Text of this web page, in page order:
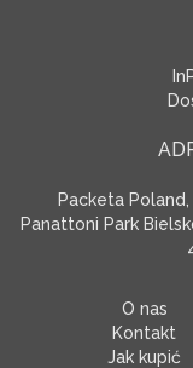
Packeta
Panattoni Park
O nas
Kontakt
Jak kupić